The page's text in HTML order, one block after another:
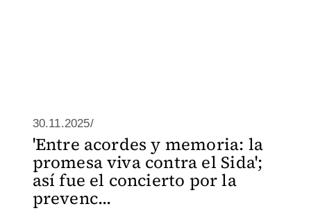
30.11.2025/
'Entre acordes y memoria: la
promesa viva contra el Sida';
así fue el concierto por la
prevenc...